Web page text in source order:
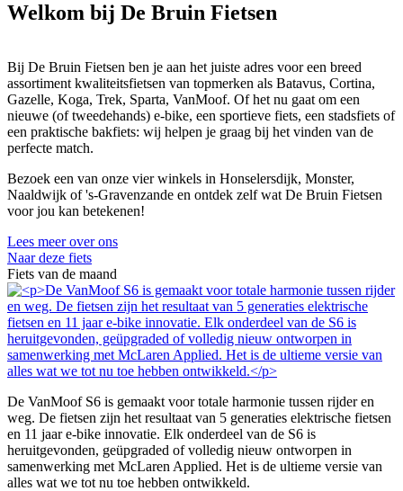
Welkom bij De Bruin Fietsen
Bij De Bruin Fietsen ben je aan het juiste adres voor een breed
assortiment kwaliteitsfietsen van topmerken als Batavus, Cortina,
Gazelle, Koga, Trek, Sparta, VanMoof. Of het nu gaat om een
nieuwe (of tweedehands) e-bike, een sportieve fiets, een stadsfiets of
een praktische bakfiets: wij helpen je graag bij het vinden van de
perfecte match.
Bezoek een van onze vier winkels in Honselersdijk, Monster,
Naaldwijk of 's-Gravenzande en ontdek zelf wat De Bruin Fietsen
voor jou kan betekenen!
Lees meer over ons
Naar deze fiets
Fiets van de maand
De VanMoof S6 is gemaakt voor totale harmonie tussen rijder en
weg. De fietsen zijn het resultaat van 5 generaties elektrische fietsen
en 11 jaar e-bike innovatie. Elk onderdeel van de S6 is
heruitgevonden, geüpgraded of volledig nieuw ontworpen in
samenwerking met McLaren Applied. Het is de ultieme versie van
alles wat we tot nu toe hebben ontwikkeld.